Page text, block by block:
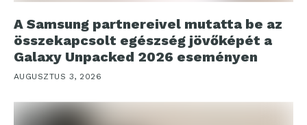
A Samsung partnereivel mutatta be az
összekapcsolt egészség jövőképét a
Galaxy Unpacked 2026 eseményen
AUGUSZTUS 3, 2026